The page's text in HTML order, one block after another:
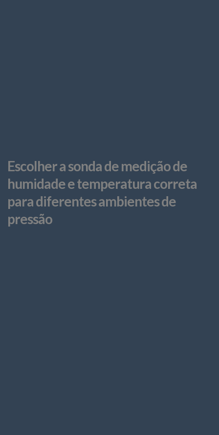
Escolher a sonda de medição de
humidade e temperatura correta
para diferentes ambientes de
pressão